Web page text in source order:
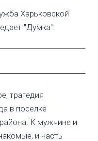
Харьковской
"Думка".
трагедия
в поселке
К мужчине и
и часть